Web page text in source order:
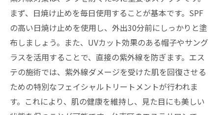
シワを撃退するための最新技術
紫外線を防ぐためのエステ対策
台東区エステの新しいトレンド
台東区のエステでシワ改善を！駅近で心も肌も
リフレッシュ
シワ改善のための具体的な施術
駅近エステでのリフレッシュ方法
まず、日焼け止めを毎日使用することが基本です。SPF
の高い日焼け止めを使用し、外出30分前にしっかりと塗
布しましょう。また、UVカット効果のある帽子やサング
ラスを活用することで、直接の紫外線を防ぎます。エス
テの施術では、紫外線ダメージを受けた肌を回復させる
ための特別なフェイシャルトリートメントが行われま
す。これにより、肌の健康を維持し、見た目にも美しい